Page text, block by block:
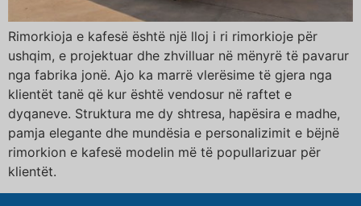
Rimorkioja e kafesë është një lloj i ri rimorkioje për
ushqim, e projektuar dhe zhvilluar në mënyrë të pavarur
nga fabrika jonë. Ajo ka marrë vlerësime të gjera nga
klientët tanë që kur është vendosur në raftet e
dyqaneve. Struktura me dy shtresa, hapësira e madhe,
pamja elegante dhe mundësia e personalizimit e bëjnë
rimorkion e kafesë modelin më të popullarizuar për
klientët.